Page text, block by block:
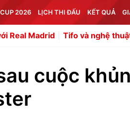
2026 LỊCH THI ĐẤU KẾT QUẢ
Tifo và nghệ thuật xếp
cuộc